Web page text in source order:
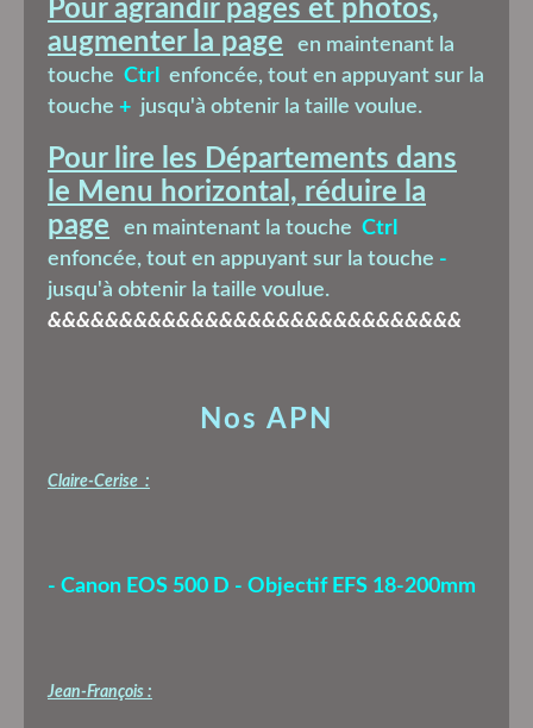
Nos APN
Claire-Cerise :
- Canon EOS 500 D - Objectif EFS 18-200mm
Jean-François :
Pour agrandir pages et photos,
augmenter la page
en maintenant la
touche Ctrl
enfoncée, tout en appuyant sur la
touche + jusqu'à obtenir la taille voulue.
Pour lire les Départements dans
le Menu horizontal, réduire la
page
en maintenant la touche Ctrl
enfoncée, tout en appuyant sur la touche -
jusqu'à obtenir la taille voulue.
&&&&&&&&&&&&&&&&&&&&&&&&&&&&&